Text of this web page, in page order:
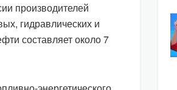
производителей
гидравлических и
составляет около 7